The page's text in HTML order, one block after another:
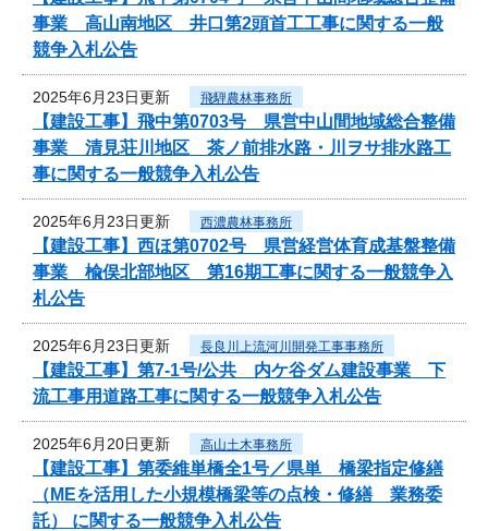
事業 高山南地区 井口第2頭首工工事に関する一般
競争入札公告
2025年6月23日更新 飛騨農林事務所
【建設工事】飛中第0703号 県営中山間地域総合整備
事業 清見荘川地区 茶ノ前排水路・川ヲサ排水路工
事に関する一般競争入札公告
2025年6月23日更新 西濃農林事務所
【建設工事】西ほ第0702号 県営経営体育成基盤整備
事業 楡俣北部地区 第16期工事に関する一般競争入
札公告
2025年6月23日更新 長良川上流河川開発工事事務所
【建設工事】第7-1号/公共 内ケ谷ダム建設事業 下
流工事用道路工事に関する一般競争入札公告
2025年6月20日更新 高山土木事務所
【建設工事】第委維単橋全1号／県単 橋梁指定修繕
（MEを活用した小規模橋梁等の点検・修繕 業務委
託） に関する一般競争入札公告